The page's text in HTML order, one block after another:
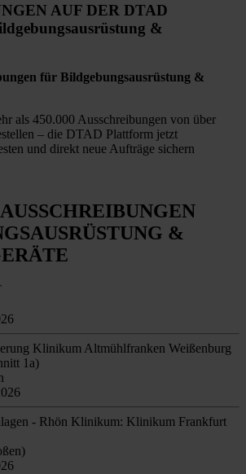
AUF DER DTAD
&
für Bildgebungsausrüstung &
als 450.000 Ausschreibungen von über
– die DTAD Plattform jetzt
und direkt neue Aufträge sichern
&
Klinikum Altmühlfranken Weißenburg
1a)
- Rhön Klinikum: Klinikum Frankfurt